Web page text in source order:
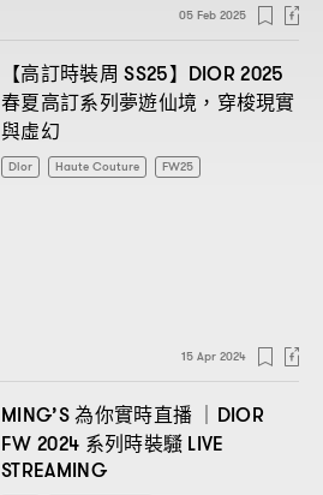
05 Feb 2025
【高訂時裝周 SS25】 DIOR 2025
春夏高訂系列夢遊仙境 ， 穿梭現實
與虛幻
Dior Haute Couture FW25
15 Apr 2024
MING’S為你實時直播 ｜DIOR
FW 2024 系列時裝騷 LIVE
STREAMING